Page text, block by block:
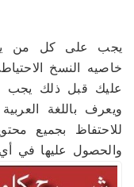
خاصيه النسخ
ويعرف باللغة
للاحتفاظ بجميع
والحصول عليها في